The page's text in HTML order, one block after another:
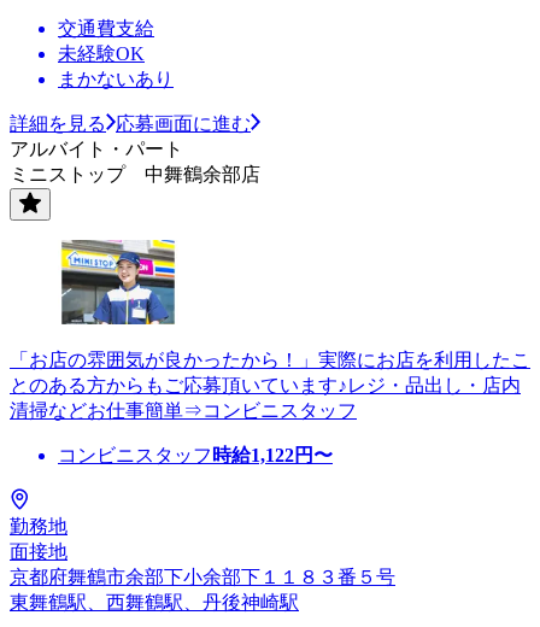
交通費支給
未経験OK
まかないあり
詳細を見る
応募画面に進む
アルバイト・パート
ミニストップ 中舞鶴余部店
「お店の雰囲気が良かったから！」実際にお店を利用したこ
とのある方からもご応募頂いています♪レジ・品出し・店内
清掃などお仕事簡単⇒コンビニスタッフ
コンビニスタッフ 時給1,122円〜
勤務地
面接地
京都府舞鶴市余部下小余部下１１８３番５号
東舞鶴駅、西舞鶴駅、丹後神崎駅